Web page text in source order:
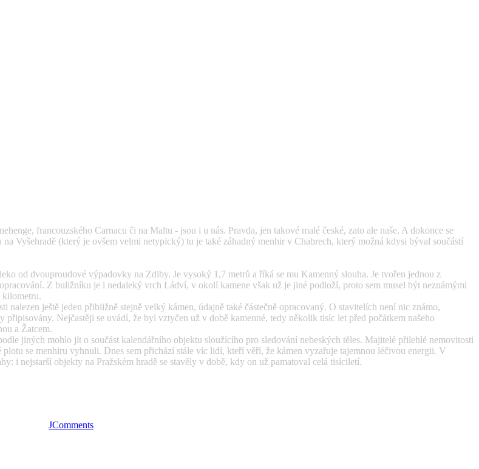
francouzského Carnacu či na Maltu - jsou i u nás. Pravda, jen takové malé české, zato ale naše. A dokonce se
Vyšehradě (který je ovšem velmi netypický) tu je také záhadný menhir v Chabrech, který možná kdysi býval součástí
od dvouproudové výpadovky na Zdiby. Je vysoký 1,7 metrů a říká se mu Kamenný slouha. Je tvořen jednou z
Z buližníku je i nedaleký vrch Ládví, v okolí kamene však už je jiné podloží, proto sem musel být neznámými
kilometru.
ještě jeden přibližně stejně velký kámen, údajně také částečně opracovaný. O stavitelích není nic známo,
Nejčastěji se uvádí, že byl vztyčen už v době kamenné, tedy několik tisíc let před počátkem našeho
a Žatcem.
jiných mohlo jít o součást kalendářního objektu sloužícího pro sledování nebeských těles. Majitelé přilehlé nemovitosti
se menhiru vyhnuli. Dnes sem přichází stále víc lidí, kteří věří, že kámen vyzařuje tajemnou léčivou energii. V
i nejstarší objekty na Pražském hradě se stavěly v době, kdy on už pamatoval celá tisíciletí.
JComments